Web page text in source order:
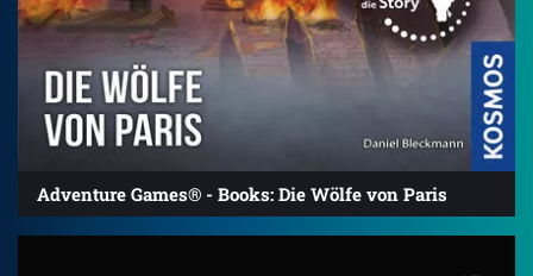
Adventure Games® - Books: Die Wölfe von Paris